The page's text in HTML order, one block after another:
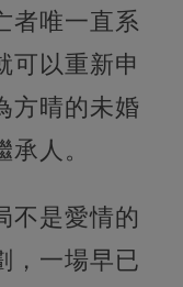
者唯一直系
可以重新申
方晴的未婚
人。
不是愛情的
，一場早已